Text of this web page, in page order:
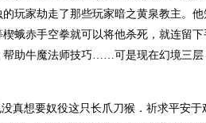
玩家劫走了那些玩家暗之黄泉教主。
蛾赤手空拳就可以将他杀死，就连留
帮助牛魔法师技巧……可是现在幻境三层
真想要奴役这只长爪刀猴．祈求平安